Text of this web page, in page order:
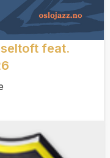
feat.